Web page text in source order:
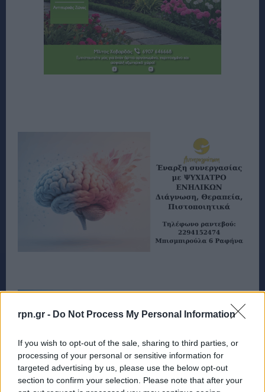
rpn.gr - Do Not Process My Personal Information
If you wish to opt-out of the sale, sharing to third parties, or
processing of your personal or sensitive information for
targeted advertising by us, please use the below opt-out
section to confirm your selection. Please note that after your